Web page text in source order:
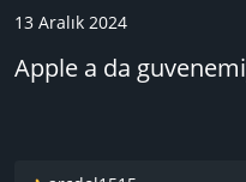
13 Aralık 2024
Apple a da